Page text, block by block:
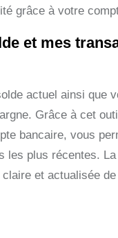
grâce à votre
et mes
actuel ainsi que
Grâce à cet
bancaire, vous
plus récentes.
et actualisée